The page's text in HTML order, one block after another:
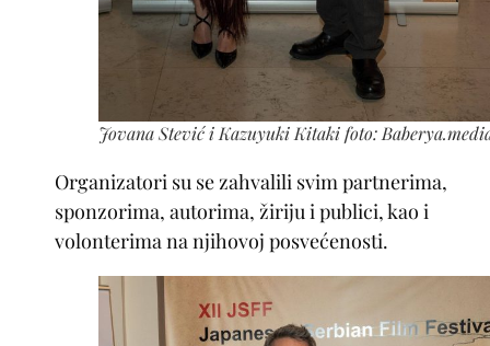
Jovana Stević i Kazuyuki Kitaki foto:
Organizatori su se zahvalili svim partnerima,
sponzorima, autorima, žiriju i publici, kao i
volonterima na njihovoj posvećenosti.